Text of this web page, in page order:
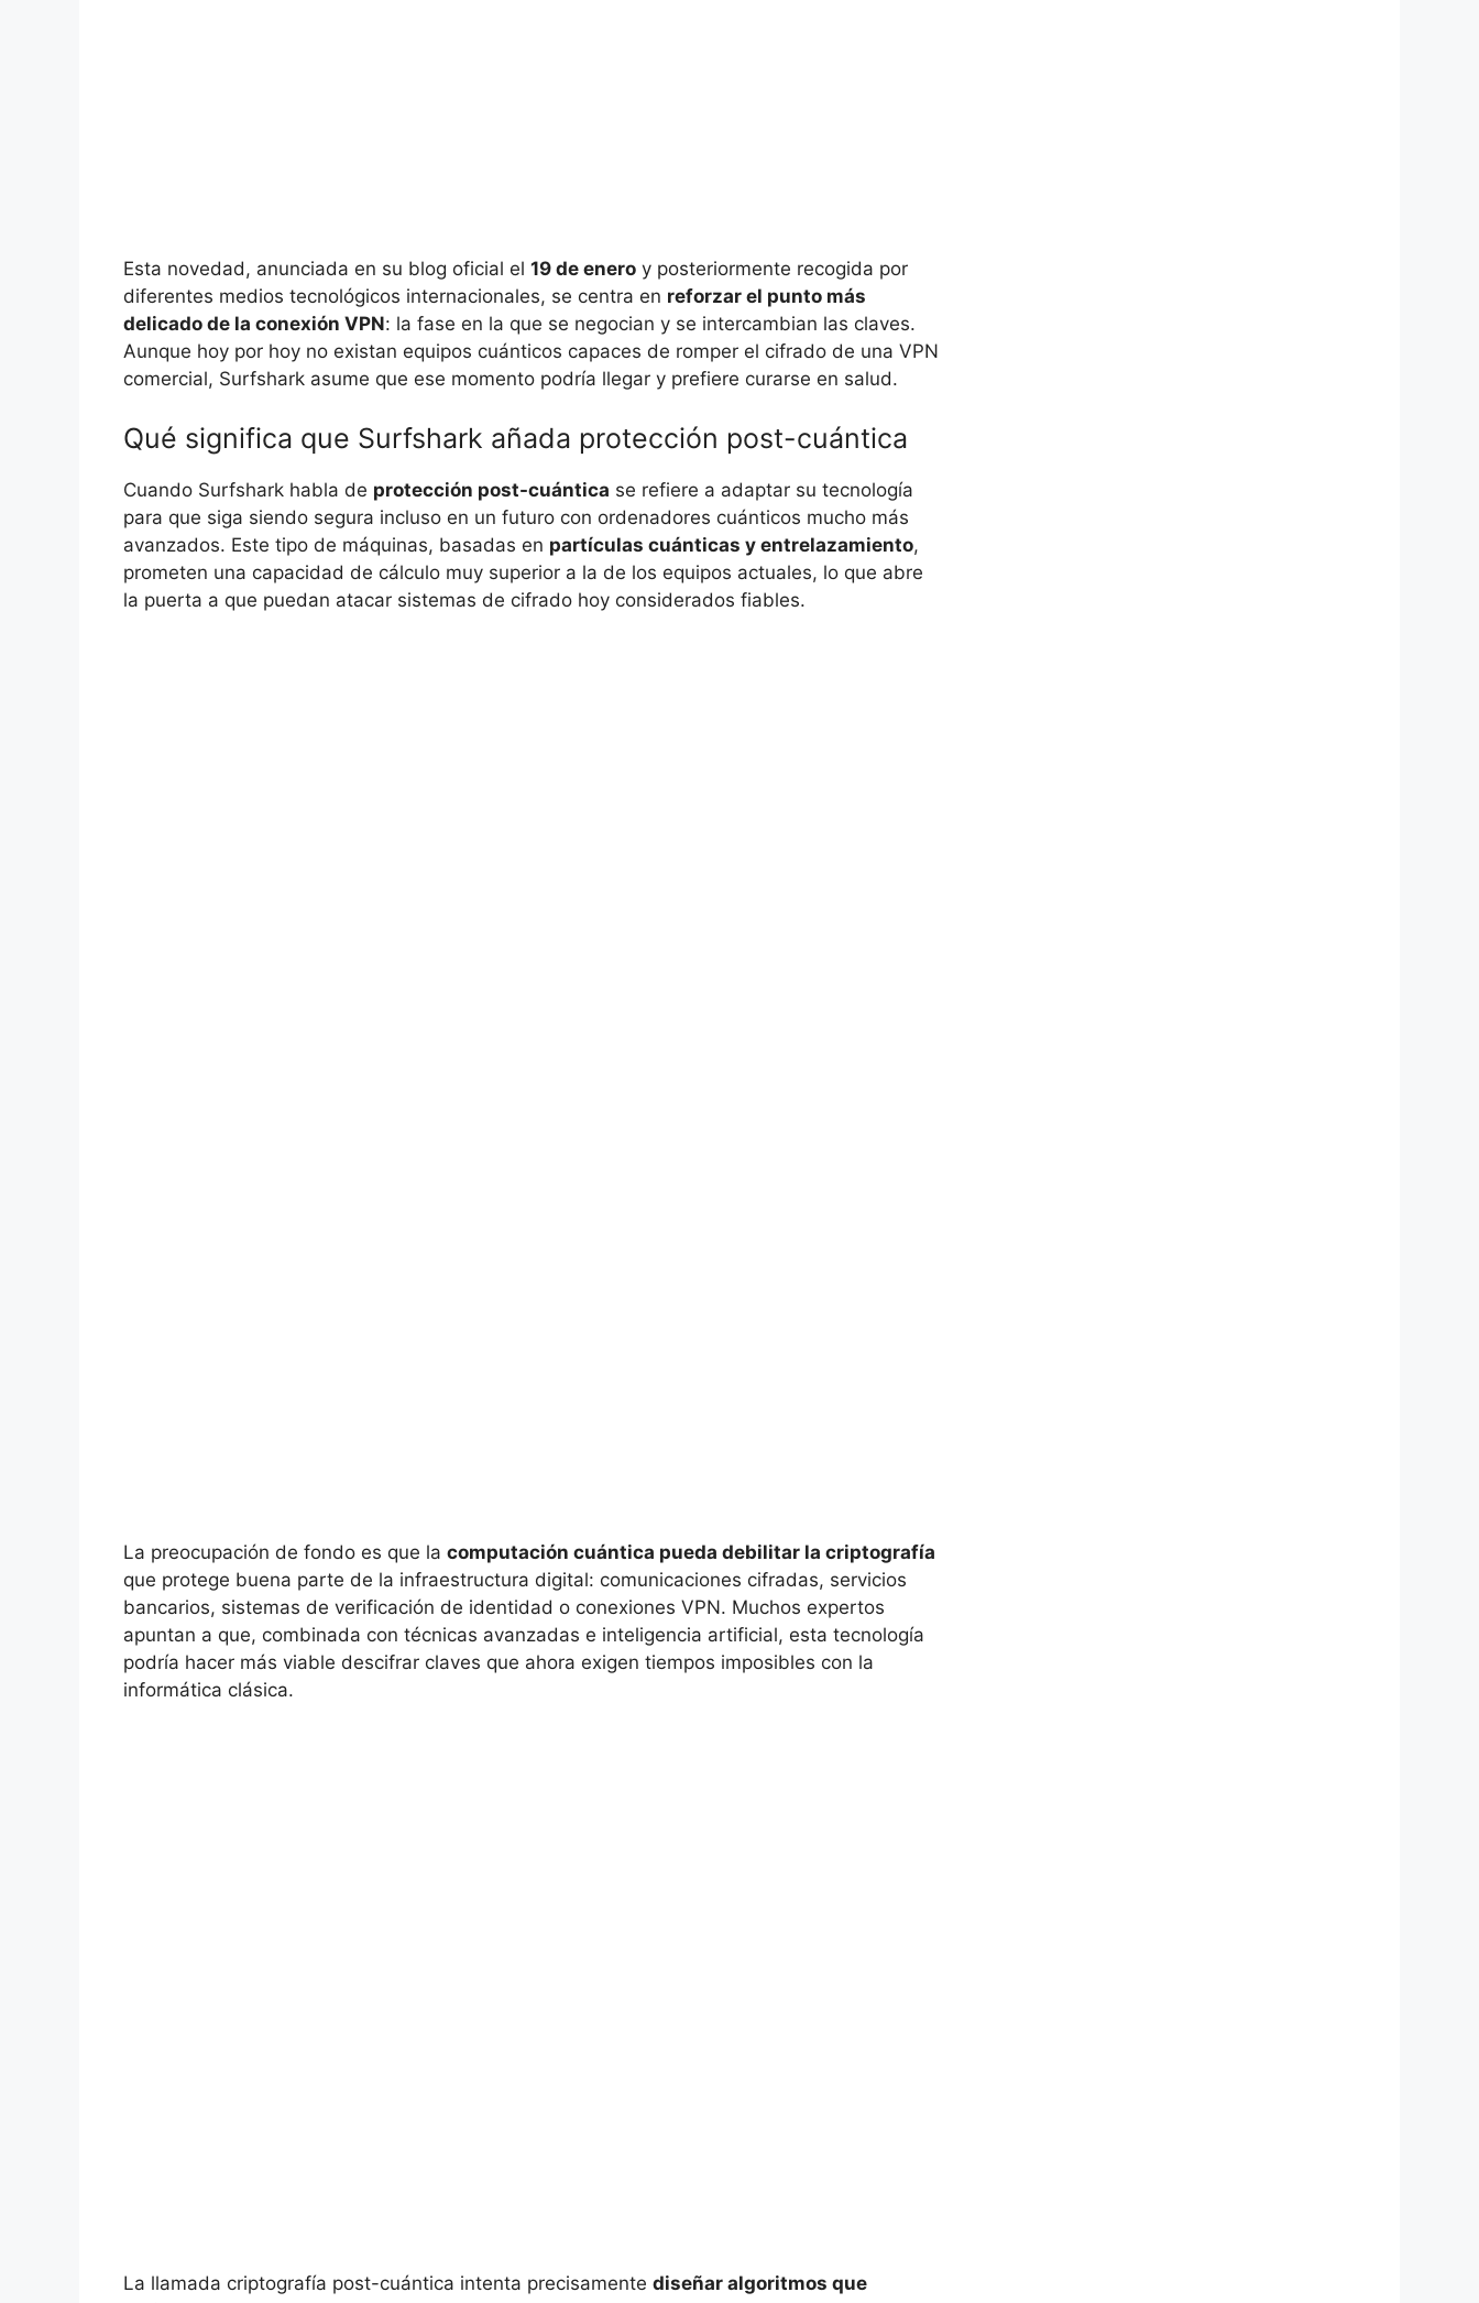
Esta novedad, anunciada en su blog oficial el 19 de enero y posteriormente recogida por
diferentes medios tecnológicos internacionales, se centra en reforzar el punto más
delicado de la conexión VPN: la fase en la que se negocian y se intercambian las claves.
Aunque hoy por hoy no existan equipos cuánticos capaces de romper el cifrado de una VPN
comercial, Surfshark asume que ese momento podría llegar y prefiere curarse en salud.
Qué significa que Surfshark añada protección post-cuántica
Cuando Surfshark habla de protección post-cuántica se refiere a adaptar su tecnología
para que siga siendo segura incluso en un futuro con ordenadores cuánticos mucho más
avanzados. Este tipo de máquinas, basadas en partículas cuánticas y entrelazamiento,
prometen una capacidad de cálculo muy superior a la de los equipos actuales, lo que abre
la puerta a que puedan atacar sistemas de cifrado hoy considerados fiables.
La preocupación de fondo es que la computación cuántica pueda debilitar la criptografía
que protege buena parte de la infraestructura digital: comunicaciones cifradas, servicios
bancarios, sistemas de verificación de identidad o conexiones VPN. Muchos expertos
apuntan a que, combinada con técnicas avanzadas e inteligencia artificial, esta tecnología
podría hacer más viable descifrar claves que ahora exigen tiempos imposibles con la
informática clásica.
La llamada criptografía post-cuántica intenta precisamente diseñar algoritmos que